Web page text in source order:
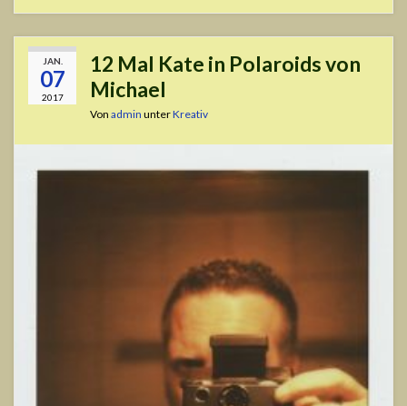
JAN.
07
2017
12 Mal Kate in Polaroids von
Michael
Von admin unterKreativ